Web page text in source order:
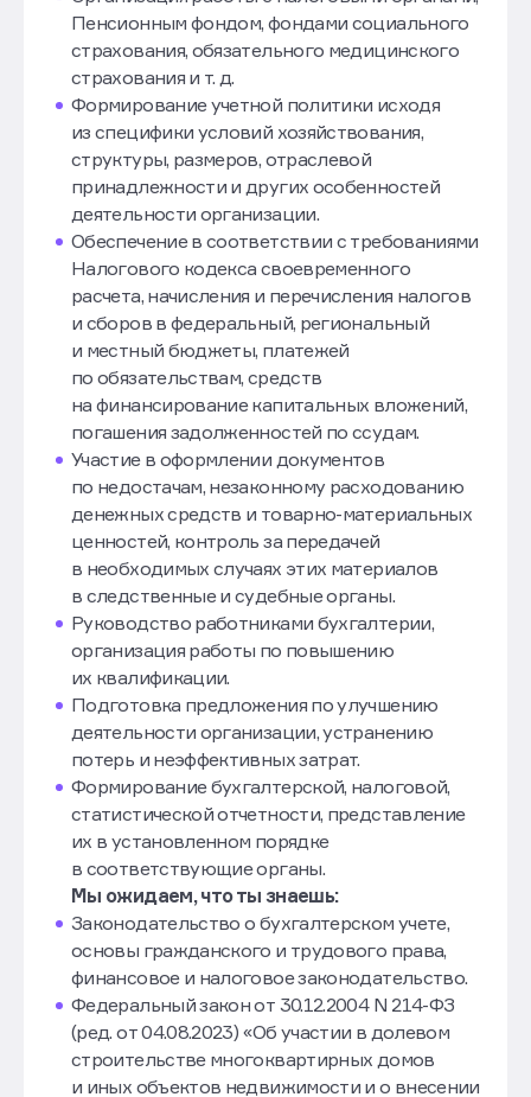
Пенсионным фондом, фондами социального
страхования, обязательного медицинского
страхования и т. д.
Формирование учетной политики исходя
из специфики условий хозяйствования,
структуры, размеров, отраслевой
принадлежности и других особенностей
деятельности организации.
Обеспечение в соответствии с требованиями
Налогового кодекса своевременного
расчета, начисления и перечисления налогов
и сборов в федеральный, региональный
и местный бюджеты, платежей
по обязательствам, средств
на финансирование капитальных вложений,
погашения задолженностей по ссудам.
Участие в оформлении документов
по недостачам, незаконному расходованию
денежных средств и товарно-материальных
ценностей, контроль за передачей
в необходимых случаях этих материалов
в следственные и судебные органы.
Руководство работниками бухгалтерии,
организация работы по повышению
их квалификации.
Подготовка предложения по улучшению
деятельности организации, устранению
потерь и неэффективных затрат.
Формирование бухгалтерской, налоговой,
статистической отчетности, представление
их в установленном порядке
в соответствующие органы.
Мы ожидаем, что ты знаешь:
Законодательство о бухгалтерском учете,
основы гражданского и трудового права,
финансовое и налоговое законодательство.
Федеральный закон от 30.12.2004 N 214-ФЗ
(ред. от 04.08.2023) «Об участии в долевом
строительстве многоквартирных домов
и иных объектов недвижимости и о внесении